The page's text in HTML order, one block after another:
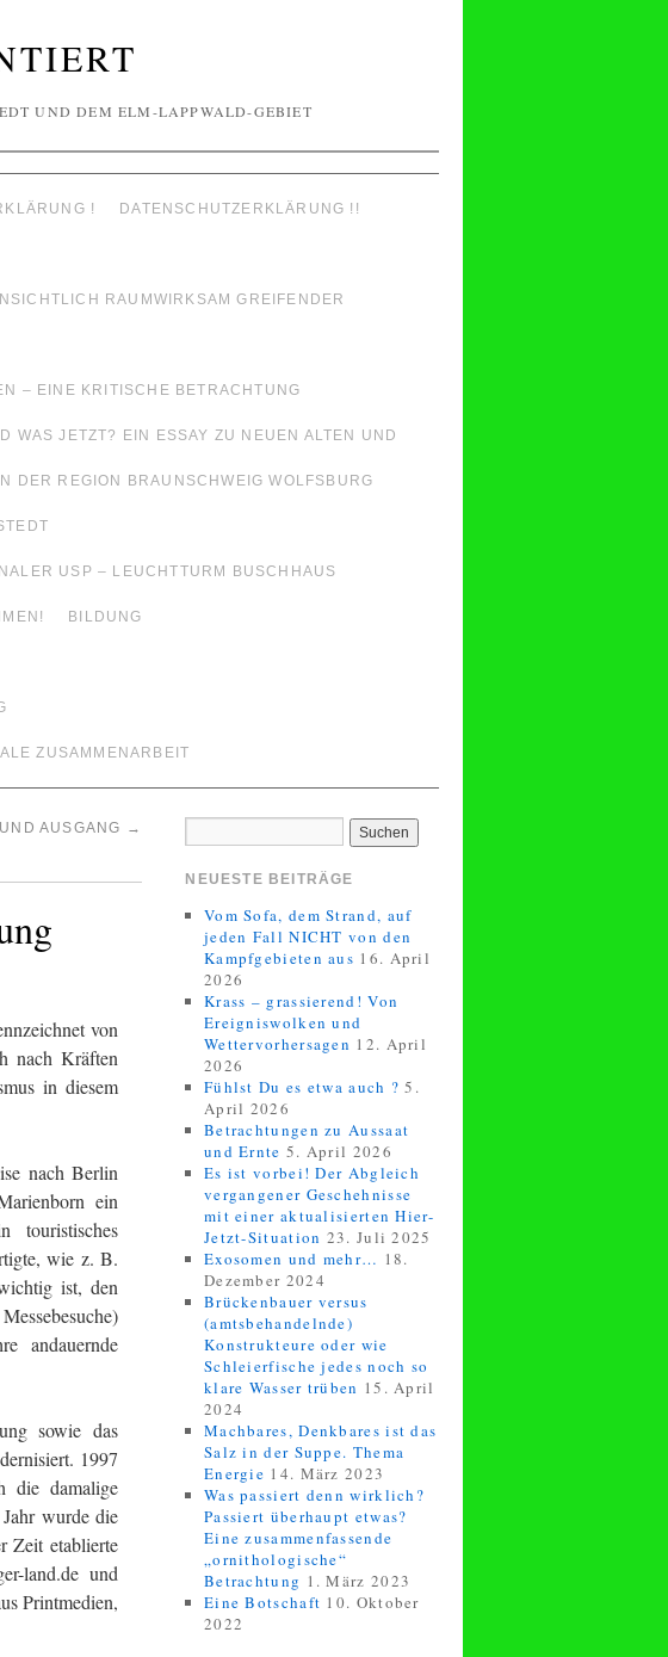
UND DEM ELM-LAPPWALD-GEBIET
! DATENSCHUTZERKLÄRUNG !!
RAUMWIRKSAM GREIFENDER
– EINE KRITISCHE BETRACHTUNG
WAS JETZT? EIN ESSAY ZU NEUEN ALTEN UND
DER REGION BRAUNSCHWEIG WOLFSBURG
USP – LEUCHTTURM BUSCHHAUS
BILDUNG
ZUSAMMENARBEIT
AUSGANG →
von
nach Kräften
in diesem
nach Berlin
ein
touristisches
wie z. B.
ist, den
andauernde
sowie das
1997
die damalige
wurde die
Zeit etablierte
land.de und
Printmedien,
NEUESTE BEITRÄGE
Vom Sofa, dem Strand, auf
jeden Fall NICHT von den
Kampfgebieten aus 16. April
2026
Krass – grassierend! Von
Ereigniswolken und
Wettervorhersagen 12. April
2026
Fühlst Du es etwa auch ? 5.
April 2026
Betrachtungen zu Aussaat
und Ernte 5. April 2026
Es ist vorbei! Der Abgleich
vergangener Geschehnisse
mit einer aktualisierten Hier-
Jetzt-Situation 23. Juli 2025
Exosomen und mehr… 18.
Dezember 2024
Brückenbauer versus
(amtsbehandelnde)
Konstrukteure oder wie
Schleierfische jedes noch so
klare Wasser trüben 15. April
2024
Machbares, Denkbares ist das
Salz in der Suppe. Thema
Energie 14. März 2023
Was passiert denn wirklich?
Passiert überhaupt etwas?
Eine zusammenfassende
„ornithologische“
Betrachtung 1. März 2023
Eine Botschaft 10. Oktober
2022